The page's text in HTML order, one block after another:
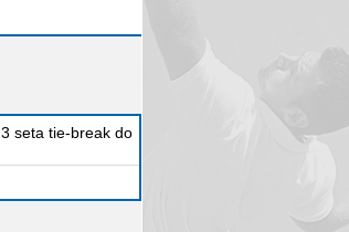
seta tie-break do